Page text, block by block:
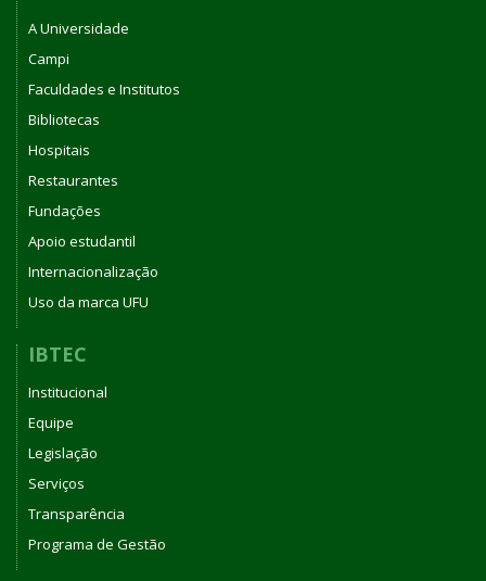
A Universidade
Campi
Faculdades e Institutos
Bibliotecas
Hospitais
Restaurantes
Fundações
Apoio estudantil
Internacionalização
Uso da marca UFU
IBTEC
Institucional
Equipe
Legislação
Serviços
Transparência
Programa de Gestão